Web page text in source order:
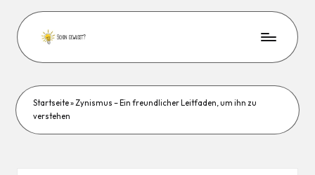
Startseite»Zynismus – Ein freundlicher Leitfaden, um ihn zu
verstehen